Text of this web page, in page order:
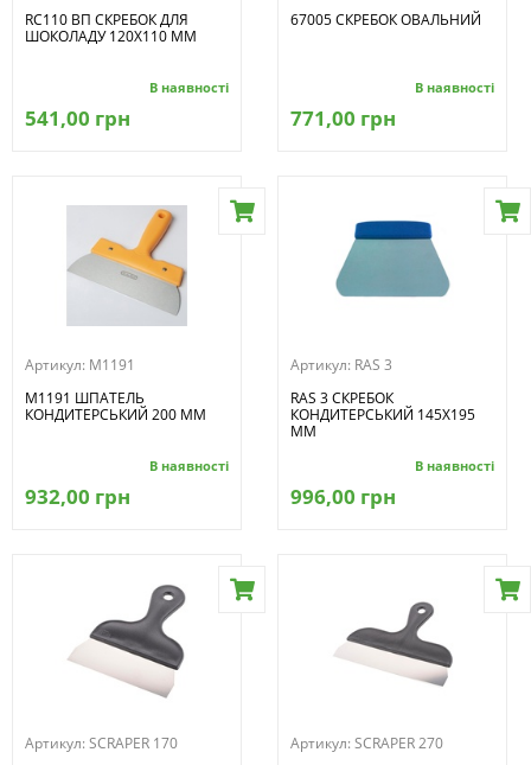
RC110 ВП СКРЕБОК ДЛЯ
ШОКОЛАДУ 120Х110 ММ
В наявності
541,00 грн
67005 СКРЕБОК ОВАЛЬНИЙ
В наявності
771,00 грн
Артикул: M1191
M1191 ШПАТЕЛЬ
КОНДИТЕРСЬКИЙ 200 ММ
В наявності
932,00 грн
Артикул: RAS 3
RAS 3 СКРЕБОК
КОНДИТЕРСЬКИЙ 145Х195
ММ
В наявності
996,00 грн
Артикул: SCRAPER 170
Артикул: SCRAPER 270